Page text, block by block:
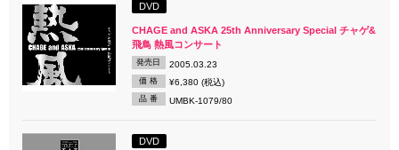
DVD
CHAGE and ASKA 25th Anniversary Special チャゲ&
飛鳥 熱風コンサート
発売日 2005.03.23
価 格 ¥6,380 (税込)
品 番 UMBK-1079/80
DVD